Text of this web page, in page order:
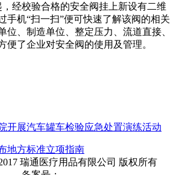
经校验合格的安全阀挂上新设有二维
手机“扫一扫”便可快速了解该阀的相关
位、制造单位、整定压力、流道直接、
便了企业对安全阀的使用及管理。
开展汽车罐车检验应急处置演练活动
地方标准立项指南
瑞通医疗用品有限公司 版权所有